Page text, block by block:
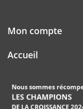
Mon compte
Accueil